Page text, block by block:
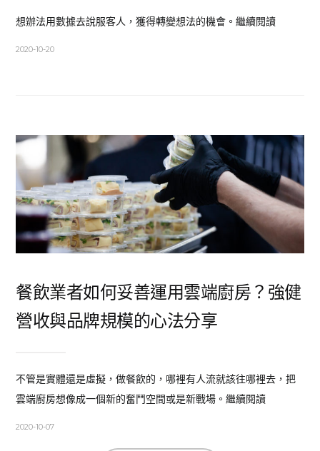
想辦法用數據去說服客人，獲得轉變想法的機會。繼續閱讀
2020-10-20
餐飲業者如何妥善運用雲端廚房？強健
營收與品牌規模的心法分享
不管是實體還是虛擬，做餐飲的，哪裡有人流就該往哪裡去，把
雲端廚房想像成一個新的奮鬥空間或是新戰場。繼續閱讀
2020-10-07